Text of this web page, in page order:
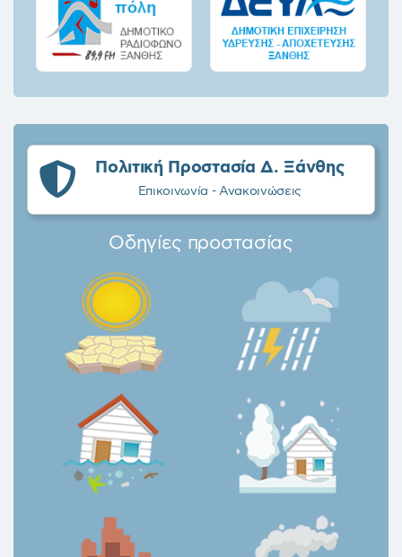
Πολιτική Προστασία Δ. Ξάνθης
Επικοινωνία - Ανακοινώσεις
Οδηγίες προστασίας